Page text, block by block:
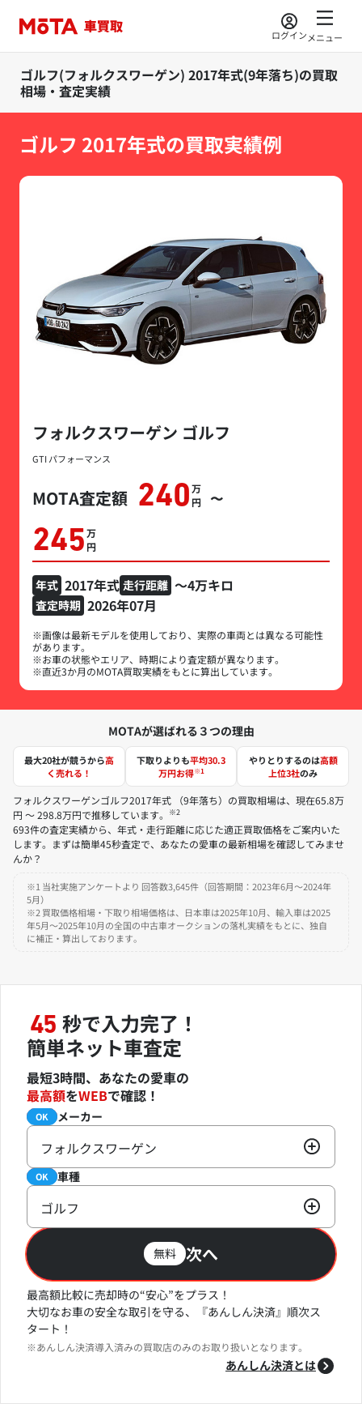
ログインメニュー
ゴルフ(フォルクスワーゲン) 2017年式(9年落ち)の買取
相場・査定実績
ゴルフ 2017年式の買取実績例
フォルクスワーゲン ゴルフ
GTI パフォーマンス
MOTA査定額 240万円 〜
245万円
年式 2017年式 走行距離 ～4万キロ
査定時期 2026年07月
※画像は最新モデルを使用しており、実際の車両とは異なる可能性
があります。
※お車の状態やエリア、時期により査定額が異なります。
※直近3か月のMOTA買取実績をもとに算出しています。
MOTAが選ばれる３つの理由
最大20社が競うから高
く売れる！
下取りよりも平均30.3
万円お得※1
やりとりするのは高額
上位3社のみ
フォルクスワーゲンゴルフ2017年式 （9年落ち）の買取相場は、現在65.8万
円 ～ 298.8万円で推移しています。
※2
693件の査定実績から、年式・走行距離に応じた適正買取価格をご案内いた
します。まずは簡単45秒査定で、あなたの愛車の最新相場を確認してみませ
んか？
※1 当社実施アンケートより 回答数3,645件（回答期間：2023年6月～2024年
5月）
※2 買取価格相場・下取り相場価格は、日本車は2025年10月、輸入車は2025
年5月～2025年10月の全国の中古車オークションの落札実績をもとに、独自
に補正・算出しております。
45 秒で入力完了！
簡単ネット車査定
最短3時間、あなたの愛車の
最高額をWEBで確認！
必須 メーカー
OK
フォルクスワーゲン
必須 車種
OK
ゴルフ
無料 次へ
最高額比較に売却時の“安心”をプラス！
大切なお車の安全な取引を守る、『あんしん決済』順次ス
タート！
※あんしん決済導入済みの買取店のみのお取り扱いとなります。
あんしん決済とは